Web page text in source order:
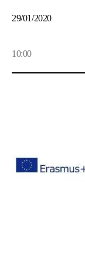
29/01/2020
10:00